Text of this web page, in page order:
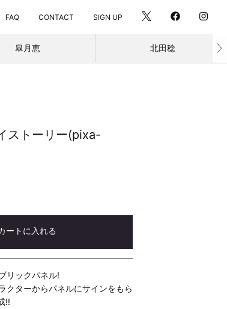
FAQ CONTACT SIGN UP
皐月恵 北田稔
ストーリー(pixa-
ートに入れる
リックパネル!
クターからパネルにサインをもら
!!